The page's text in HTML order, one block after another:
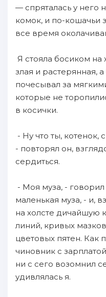
— спряталась у него
комок, и по-кошачьи
все время
Я стояла босиком
злая и растерянная,
почесывал за
которые не
в косички.
- Ну что ты, котенок,
- повторял он,
сердиться.
- Моя муза, -
маленькая муза, - и,
на холсте дичайшую
линий, кривых
цветовых пятен. Как
чиновник с
ни с сего возомнил
удивлялась я.